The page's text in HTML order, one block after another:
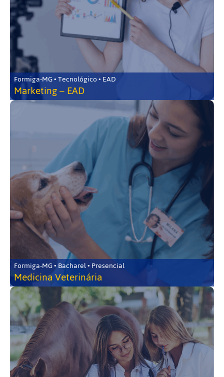
Formiga-MG • Tecnológico • EAD
Marketing – EAD
Formiga-MG • Bacharel • Presencial
Medicina Veterinária